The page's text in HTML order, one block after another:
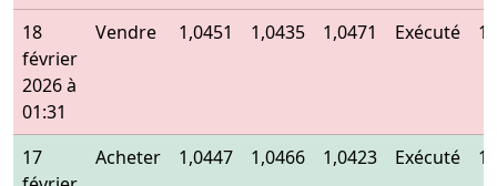
18
février
2026 à
01:31
Vendre 1,0451 1,0435 1,0471 Exécuté
17
Acheter 1,0447 1,0466 1,0423 Exécuté